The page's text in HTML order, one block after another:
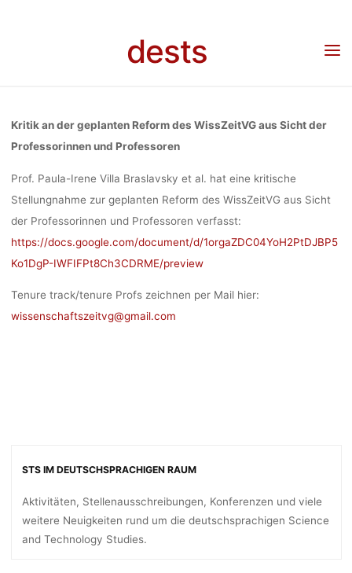
dests
REFORM
WISSZEITVG
SICHT
UND
Stellungnahme: Kritik an der gepanten Reform des
Kritik an der geplanten Reform des WissZeitVG aus Sicht der
Professorinnen und Professoren
Prof. Paula-Irene Villa Braslavsky et al. hat eine kritische
Stellungnahme zur geplanten Reform des WissZeitVG aus Sicht
der Professorinnen und Professoren verfasst:
https://docs.google.com/document/d/1orgaZDC04YoH2PtDJBP5
Ko1DgP-IWFIFPt8Ch3CDRME/preview
Tenure track/tenure Profs zeichnen per Mail hier:
wissenschaftszeitvg@gmail.com
STS IM DEUTSCHSPRACHIGEN RAUM
Aktivitäten, Stellenausschreibungen, Konferenzen und viele
weitere Neuigkeiten rund um die deutschsprachigen Science
and Technology Studies.